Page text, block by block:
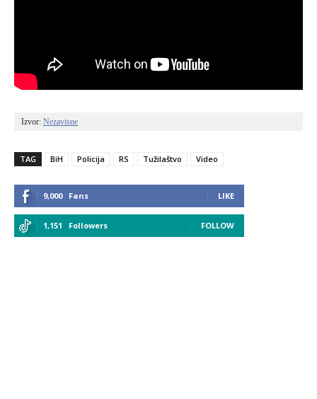
Izvor: Nezavisne
TAG BiH Policija RS Tužilaštvo Video
9,000 Fans LIKE
1,151 Followers FOLLOW